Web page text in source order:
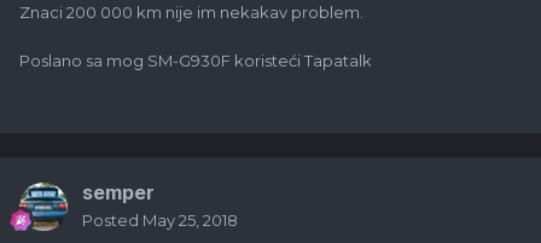
Znaci 200 000 km nije im nekakav problem.
Poslano sa mog SM-G930F koristeći Tapatalk
semper
Posted May 25, 2018